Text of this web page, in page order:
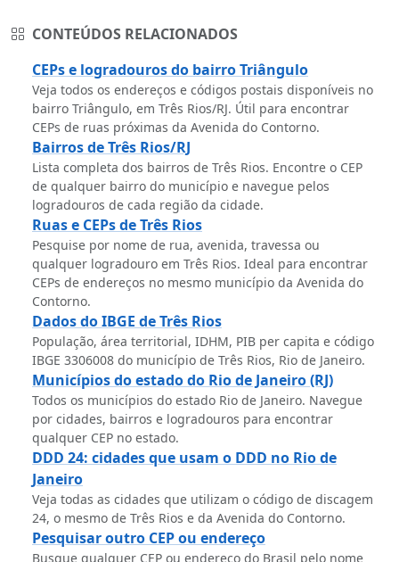
CONTEÚDOS RELACIONADOS
CEPs e logradouros do bairro Triângulo
Veja todos os endereços e códigos postais disponíveis no
bairro Triângulo, em Três Rios/RJ. Útil para encontrar
CEPs de ruas próximas da Avenida do Contorno.
Bairros de Três Rios/RJ
Lista completa dos bairros de Três Rios. Encontre o CEP
de qualquer bairro do município e navegue pelos
logradouros de cada região da cidade.
Ruas e CEPs de Três Rios
Pesquise por nome de rua, avenida, travessa ou
qualquer logradouro em Três Rios. Ideal para encontrar
CEPs de endereços no mesmo município da Avenida do
Contorno.
Dados do IBGE de Três Rios
População, área territorial, IDHM, PIB per capita e código
IBGE 3306008 do município de Três Rios, Rio de Janeiro.
Municípios do estado do Rio de Janeiro (RJ)
Todos os municípios do estado Rio de Janeiro. Navegue
por cidades, bairros e logradouros para encontrar
qualquer CEP no estado.
DDD 24: cidades que usam o DDD no Rio de
Janeiro
Veja todas as cidades que utilizam o código de discagem
24, o mesmo de Três Rios e da Avenida do Contorno.
Pesquisar outro CEP ou endereço
Busque qualquer CEP ou endereço do Brasil pelo nome